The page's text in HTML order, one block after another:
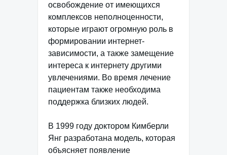
освобождение от имеющихся
комплексов неполноценности,
которые играют огромную роль в
формировании интернет-
зависимости, а также замещение
интереса к интернету другими
увлечениями. Во время лечение
пациентам также необходима
поддержка близких людей.
В 1999 году доктором Кимберли
Янг разработана модель, которая
объясняет появление